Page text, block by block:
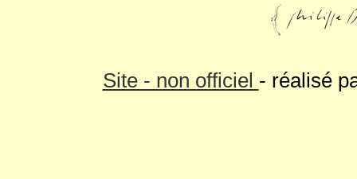
Site - non officiel - réalisé